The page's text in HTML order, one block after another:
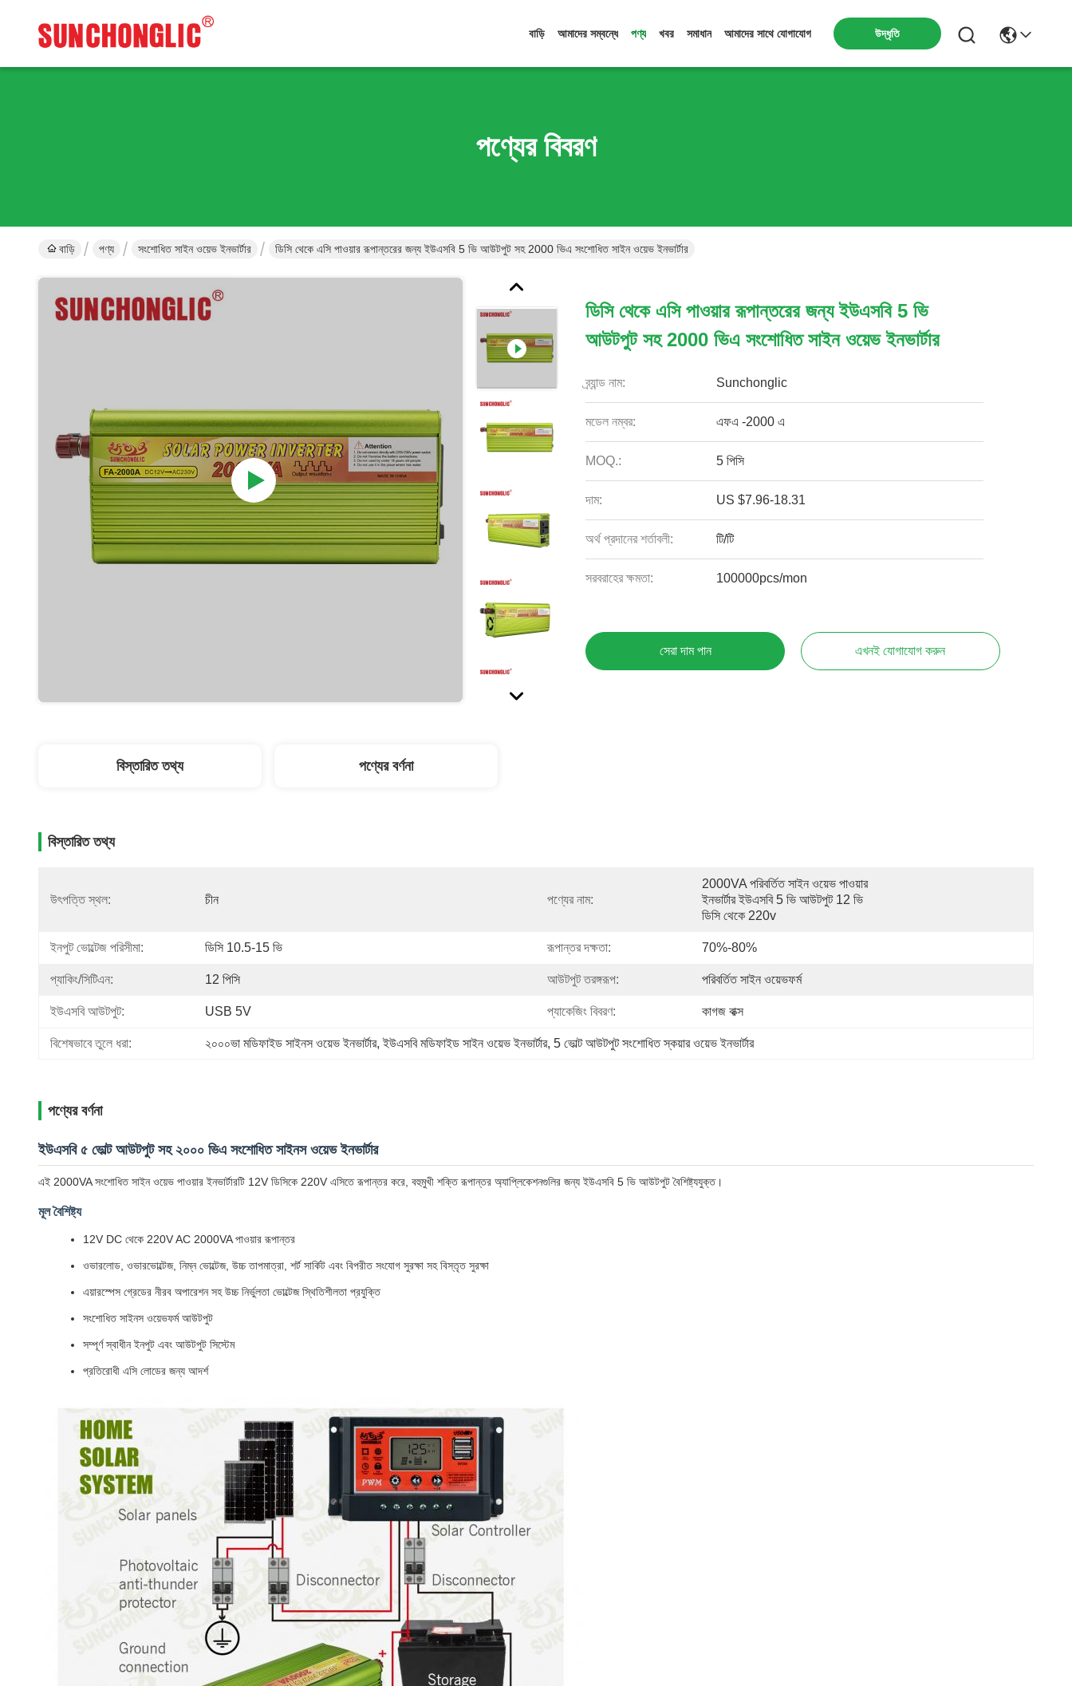
বাড়ি আমাদের সম্বন্ধে পণ্য খবর সমাধান আমাদের সাথে যোগাযোগ উদ্ধৃতি
পণ্যের বিবরণ
বাড়ি পণ্য সংশোধিত সাইন ওয়েভ ইনভার্টার ডিসি থেকে এসি পাওয়ার রূপান্তরের জন্য ইউএসবি 5 ভি আউটপুট সহ 2000 ভিএ সংশোধিত সাইন ওয়েভ ইনভার্টার
ডিসি থেকে এসি পাওয়ার রূপান্তরের জন্য ইউএসবি 5 ভি
আউটপুট সহ 2000 ভিএ সংশোধিত সাইন ওয়েভ ইনভার্টার
ব্র্যান্ড নাম: Sunchonglic
মডেল নম্বর: এফএ -2000 এ
MOQ.: 5 পিসি
দাম: US $7.96-18.31
অর্থ প্রদানের শর্তাবলী: টি/টি
সরবরাহের ক্ষমতা: 100000pcs/mon
সেরা দাম পান এখনই যোগাযোগ করুন
বিস্তারিত তথ্য পণ্যের বর্ণনা
বিস্তারিত তথ্য
উৎপত্তি স্থল: চীন পণ্যের নাম:
2000VA পরিবর্তিত সাইন ওয়েভ পাওয়ার
ইনভার্টার ইউএসবি 5 ভি আউটপুট 12 ভি
ডিসি থেকে 220v
ইনপুট ভোল্টেজ পরিসীমা: ডিসি 10.5-15 ভি রূপান্তর দক্ষতা: 70%-80%
প্যাকিং/সিটিএন: 12 পিসি আউটপুট তরঙ্গরূপ: পরিবর্তিত সাইন ওয়েভফর্ম
ইউএসবি আউটপুট: USB 5V প্যাকেজিং বিবরণ: কাগজ বাক্স
বিশেষভাবে তুলে ধরা: ২০০০ভা মডিফাইড সাইনস ওয়েভ ইনভার্টার, ইউএসবি মডিফাইড সাইন ওয়েভ ইনভার্টার, 5 ভোল্ট আউটপুট সংশোধিত স্কয়ার ওয়েভ ইনভার্টার
পণ্যের বর্ণনা
ইউএসবি ৫ ভোল্ট আউটপুট সহ ২০০০ ভিএ সংশোধিত সাইনস ওয়েভ ইনভার্টার
এই 2000VA সংশোধিত সাইন ওয়েভ পাওয়ার ইনভার্টারটি 12V ডিসিকে 220V এসিতে রূপান্তর করে, বহুমুখী শক্তি রূপান্তর অ্যাপ্লিকেশনগুলির জন্য ইউএসবি 5 ভি আউটপুট বৈশিষ্ট্যযুক্ত।
মূল বৈশিষ্ট্য
12V DC থেকে 220V AC 2000VA পাওয়ার রূপান্তর
ওভারলোড, ওভারভোল্টেজ, নিম্ন ভোল্টেজ, উচ্চ তাপমাত্রা, শর্ট সার্কিট এবং বিপরীত সংযোগ সুরক্ষা সহ বিস্তৃত সুরক্ষা
এয়ারস্পেস গ্রেডের নীরব অপারেশন সহ উচ্চ নির্ভুলতা ভোল্টেজ স্থিতিশীলতা প্রযুক্তি
সংশোধিত সাইনস ওয়েভফর্ম আউটপুট
সম্পূর্ণ স্বাধীন ইনপুট এবং আউটপুট সিস্টেম
প্রতিরোধী এসি লোডের জন্য আদর্শ